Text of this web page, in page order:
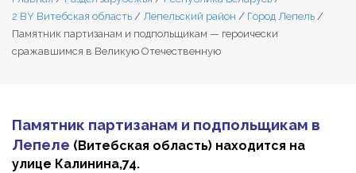
2 BY Витебская область / Лепельский район / Город Лепель /
Памятник партизанам и подпольщикам — героически
сражавшимся в Великую Отечественную
Памятник партизанам и подпольщикам в
Лепеле (Витебская область) находится на
улице Калинина,74.